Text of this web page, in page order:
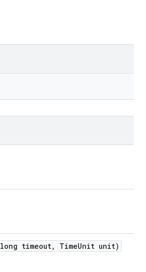
long timeout, TimeUnit unit)